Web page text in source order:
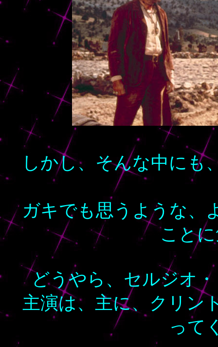
しかし、そんな中にも
ガキでも思うような、
こと
どうやら、セルジオ
主演は、主に、クリン
って